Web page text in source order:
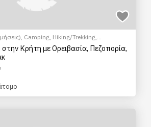
, Camping, Hiking/Trekking,
Κρήτη με Ορειβασία, Πεζοπορία,